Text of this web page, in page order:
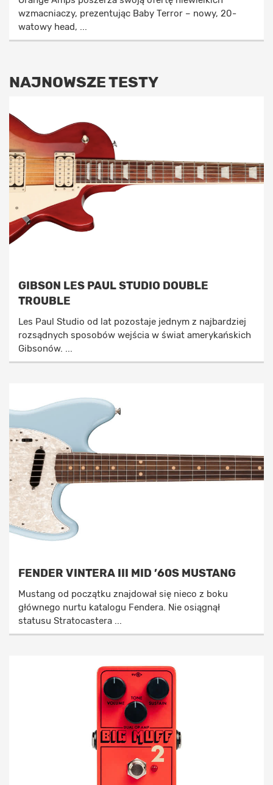
wzmacniaczy, prezentując Baby Terror – nowy, 20-
watowy head, ...
NAJNOWSZE TESTY
GIBSON LES PAUL STUDIO DOUBLE
TROUBLE
Les Paul Studio od lat pozostaje jednym z najbardziej
rozsądnych sposobów wejścia w świat amerykańskich
Gibsonów. ...
FENDER VINTERA III MID ’60S MUSTANG
Mustang od początku znajdował się nieco z boku
głównego nurtu katalogu Fendera. Nie osiągnął
statusu Stratocastera ...